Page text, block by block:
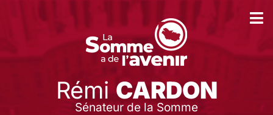
RémiCARDON
Sénateur de la Somme